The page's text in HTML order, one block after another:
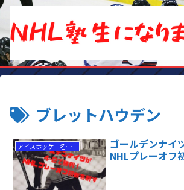
ブレットハウデン
アイスホッケー名勝負
ゴールデンナイ
NHLプレーオフ